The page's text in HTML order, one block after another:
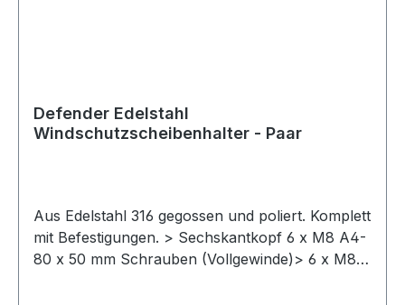
Defender Edelstahl
Windschutzscheibenhalter - Paar
Aus Edelstahl 316 gegossen und poliert. Komplett
mit Befestigungen. > Sechskantkopf 6 x M8 A4-
80 x 50 mm Schrauben (Vollgewinde)> 6 x M8